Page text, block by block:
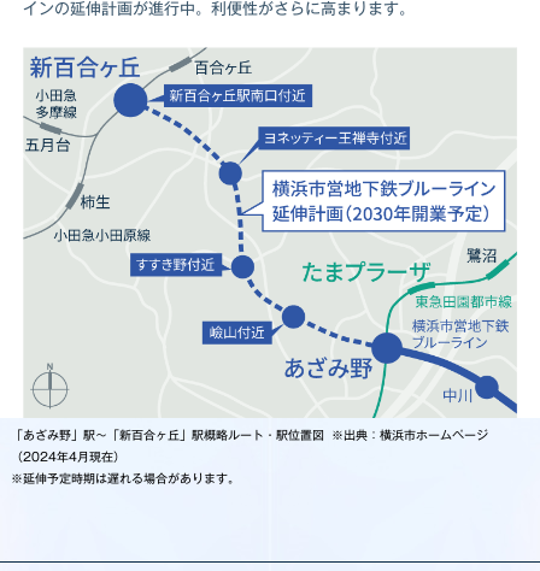
インの延伸計画が進行中。利便性がさらに高まります。
「あざみ野」駅～「新百合ヶ丘」駅概略ルート・駅位置図 ※出典：横浜市ホームページ
（2024年4月現在）
※延伸予定時期は遅れる場合があります。